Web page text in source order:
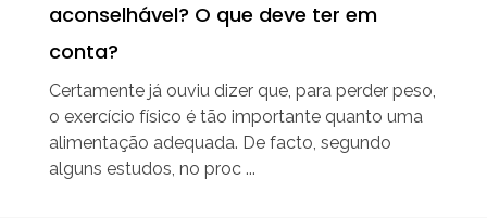
aconselhável? O que deve ter em
conta?
Certamente já ouviu dizer que, para perder peso,
o exercício físico é tão importante quanto uma
alimentação adequada. De facto, segundo
alguns estudos, no proc ...